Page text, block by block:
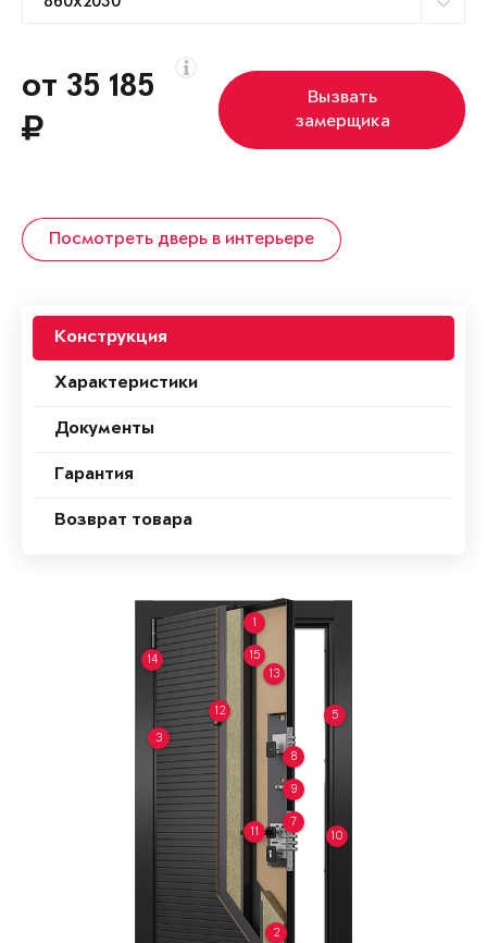
от 35 185
Вызвать
замерщика
Посмотреть дверь в интерьере
Конструкция
Характеристики
Документы
Гарантия
Возврат товара
1
2
3
5
7
8
9
10
11
12
13
14 15